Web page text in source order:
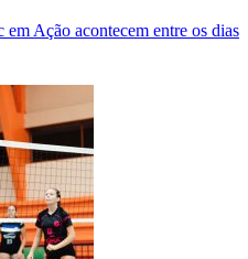
Ação acontecem entre os dias